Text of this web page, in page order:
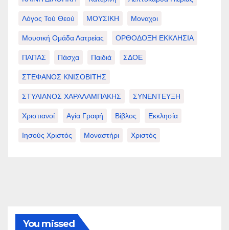
Λόγος Τού Θεού ΜΟΥΣΙΚΗ Μοναχοι
Μουσική Ομάδα Λατρείας ΟΡΘΟΔΟΞΗ ΕΚΚΛΗΣΙΑ
ΠΑΠΑΣ Πάσχα Παιδιά ΣΔΟΕ
ΣΤΕΦΑΝΟΣ ΚΝΙΣΟΒΙΤΗΣ
ΣΤΥΛΙΑΝΟΣ ΧΑΡΑΛΑΜΠΑΚΗΣ ΣΥΝΕΝΤΕΥΞΗ
Χριστιανοί Αγία Γραφή Βίβλος Εκκλησία
Ιησούς Χριστός Μοναστήρι Χριστός
You missed